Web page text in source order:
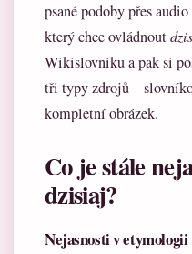
psané podoby přes
který chce ovládnout
Wikislovníku a pak si
tři typy zdrojů –
kompletní obrázek.
Co je stále
dzisiaj?
Nejasnosti v etymologii